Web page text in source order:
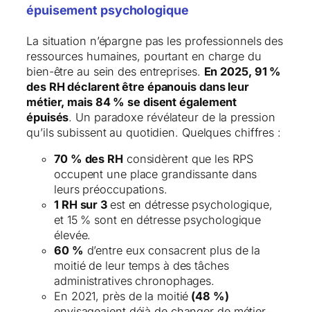
épuisement psychologique
La situation n’épargne pas les professionnels des
ressources humaines, pourtant en charge du
bien-être au sein des entreprises. En 2025, 91 %
des RH déclarent être épanouis dans leur
métier, mais 84 % se disent également
épuisés. Un paradoxe révélateur de la pression
qu’ils subissent au quotidien. Quelques chiffres :
70 % des RH considèrent que les RPS
occupent une place grandissante dans
leurs préoccupations.
1 RH sur 3 est en détresse psychologique,
et 15 % sont en détresse psychologique
élevée.
60 % d’entre eux consacrent plus de la
moitié de leur temps à des tâches
administratives chronophages.
En 2021, près de la moitié (48 %)